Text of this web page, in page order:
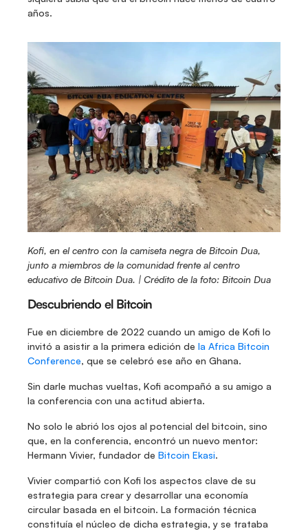
años.
Kofi, en el centro con la camiseta negra de Bitcoin Dua,
junto a miembros de la comunidad frente al centro
educativo de Bitcoin Dua. | Crédito de la foto: Bitcoin Dua
Descubriendo el Bitcoin
Fue en diciembre de 2022 cuando un amigo de Kofi lo
invitó a asistir a la primera edición de la Africa Bitcoin
Conference, que se celebró ese año en Ghana.
Sin darle muchas vueltas, Kofi acompañó a su amigo a
la conferencia con una actitud abierta.
No solo le abrió los ojos al potencial del bitcoin, sino
que, en la conferencia, encontró un nuevo mentor:
Hermann Vivier, fundador de Bitcoin Ekasi.
Vivier compartió con Kofi los aspectos clave de su
estrategia para crear y desarrollar una economía
circular basada en el bitcoin. La formación técnica
constituía el núcleo de dicha estrategia, y se trataba